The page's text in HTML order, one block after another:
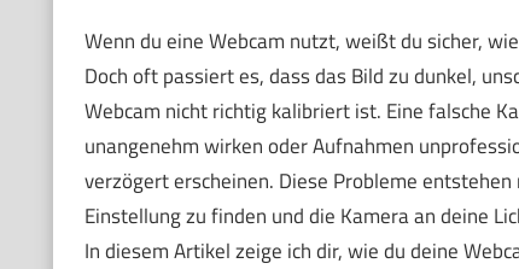
Wenn du eine Webcam nutzt, weißt du sicher,
Doch oft passiert es, dass das Bild zu dunkel,
Webcam nicht richtig kalibriert ist. Eine falsche
unangenehm wirken oder Aufnahmen
verzögert erscheinen. Diese Probleme
Einstellung zu finden und die Kamera an deine
In diesem Artikel zeige ich dir, wie du deine